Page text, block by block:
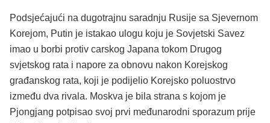
Podsjećajući na dugotrajnu saradnju Rusije sa Sjevernom
Korejom, Putin je istakao ulogu koju je Sovjetski Savez
imao u borbi protiv carskog Japana tokom Drugog
svjetskog rata i napore za obnovu nakon Korejskog
građanskog rata, koji je podijelio Korejsko poluostrvo
između dva rivala. Moskva je bila strana s kojom je
Pjongjang potpisao svoj prvi međunarodni sporazum prije